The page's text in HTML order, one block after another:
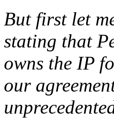
But first let
stating that
owns the IP
our